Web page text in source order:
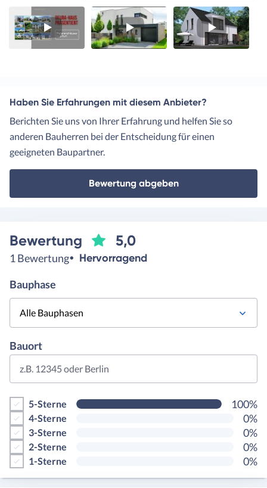
Video
1
Video
2
Video
3
Haben Sie Erfahrungen mit diesem Anbieter?
Berichten Sie uns von Ihrer Erfahrung und helfen Sie so
anderen Bauherren bei der Entscheidung für einen
geeigneten Baupartner.
Bewertung abgeben
Bewertung 5,0
1 Bewertung
Hervorragend
Bauphase
Alle Bauphasen
Bauort
z.B. 12345 oder Berlin
5-Sterne 100%
4-Sterne 0%
3-Sterne 0%
2-Sterne 0%
1-Sterne 0%